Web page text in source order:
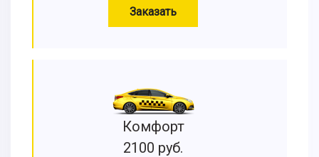
Заказать
Комфорт
2100 руб.